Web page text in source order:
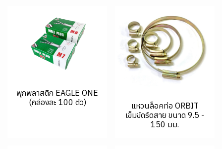
พุกพลาสติก EAGLE ONE
(กล่องละ 100 ตัว)
แหวนล็อคท่อ ORBIT
เข็มขัดรัดสาย ขนาด 9.5 -
150 มม.